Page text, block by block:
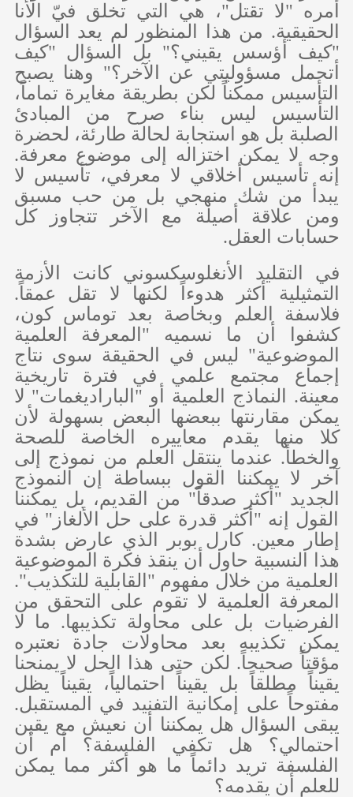
أمره "لا تقتل"، هي التي تخلق فيّ الأنا
الحقيقية. من هذا المنظور لم يعد السؤال
"كيف أؤسس يقيني؟" بل السؤال "كيف
أتحمل مسؤوليتي عن الآخر؟" وهنا يصبح
التأسيس ممكناً لكن بطريقة مغايرة تماماً،
التأسيس ليس بناء صرح من المبادئ
الصلبة بل هو استجابة لحالة طارئة، لحضرة
وجه لا يمكن اختزاله إلى موضوع معرفة.
إنه تأسيس أخلاقي لا معرفي، تأسيس لا
يبدأ من شك منهجي بل من حب مسبق
ومن علاقة أصيلة مع الآخر تتجاوز كل
حسابات العقل.
في التقليد الأنغلوسكسوني كانت الأزمة
التمثيلية أكثر هدوءاً لكنها لا تقل عمقاً.
فلاسفة العلم وبخاصة بعد توماس كون،
كشفوا أن ما نسميه "المعرفة العلمية
الموضوعية" ليس في الحقيقة سوى نتاج
إجماع مجتمع علمي في فترة تاريخية
معينة. النماذج العلمية أو "الباراديغمات" لا
يمكن مقارنتها ببعضها البعض بسهولة لأن
كلا منها يقدم معاييره الخاصة للصحة
والخطأ. عندما ينتقل العلم من نموذج إلى
آخر لا يمكننا القول ببساطة إن النموذج
الجديد "أكثر صدقاً" من القديم، بل يمكننا
القول إنه "أكثر قدرة على حل الألغاز" في
إطار معين. كارل بوبر الذي عارض بشدة
هذا النسبية حاول أن ينقذ فكرة الموضوعية
العلمية من خلال مفهوم "القابلية للتكذيب".
المعرفة العلمية لا تقوم على التحقق من
الفرضيات بل على محاولة تكذيبها. ما لا
يمكن تكذيبه بعد محاولات جادة نعتبره
مؤقتاً صحيحاً. لكن حتى هذا الحل لا يمنحنا
يقيناً مطلقاً بل يقيناً احتمالياً، يقيناً يظل
مفتوحاً على إمكانية التفنيد في المستقبل.
يبقى السؤال هل يمكننا أن نعيش مع يقين
احتمالي؟ هل تكفي الفلسفة؟ أم أن
الفلسفة تريد دائماً ما هو أكثر مما يمكن
للعلم أن يقدمه؟